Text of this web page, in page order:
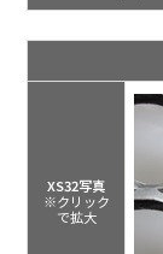
XS32写真
※クリック
で拡大